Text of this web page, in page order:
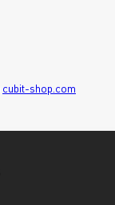
cubit-shop.com